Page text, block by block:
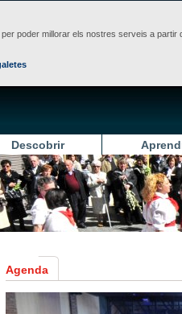
poder millorar els nostres serveis a
Descobrir
Agenda